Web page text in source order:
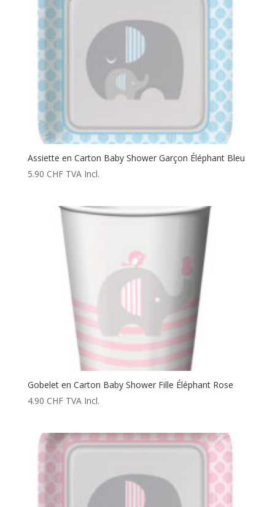
Assiette en Carton Baby Shower Garçon Éléphant Bleu
5.90 CHF TVA Incl.
Gobelet en Carton Baby Shower Fille Éléphant Rose
4.90 CHF TVA Incl.